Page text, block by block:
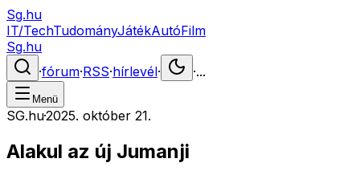
Sg.hu
IT/TechTudományJátékAutóFilm
Sg.hu
·fórum·RSS·hírlevél· ·...
Menü
SG.hu·2025. október 21.
Alakul az új Jumanji